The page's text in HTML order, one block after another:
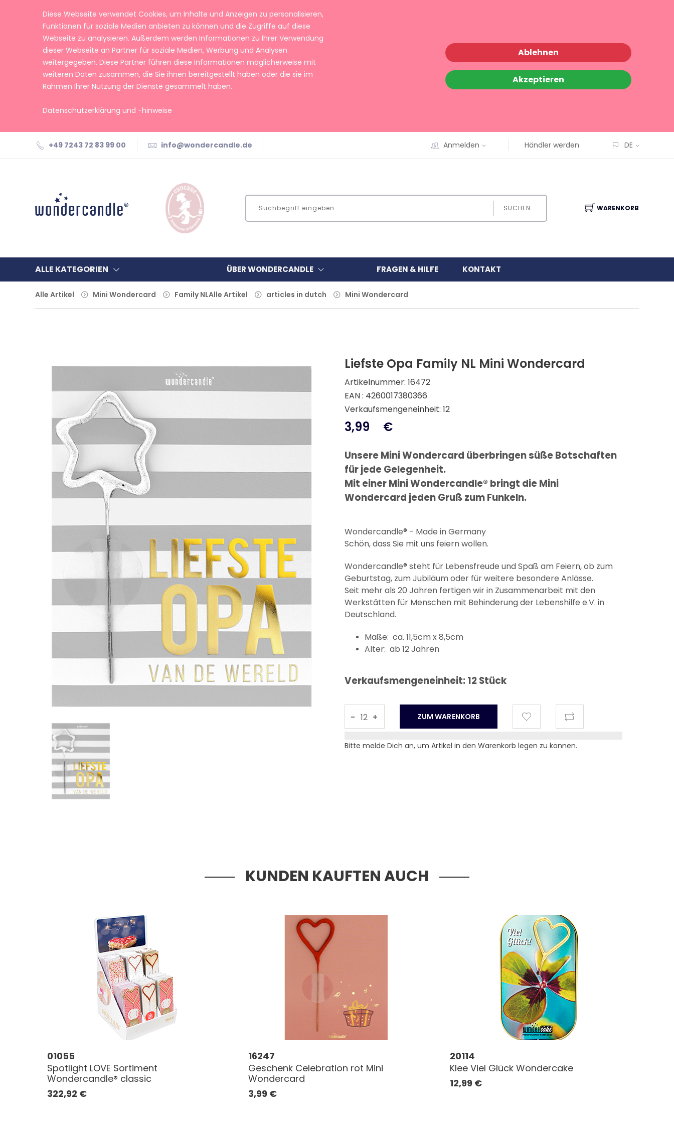
Diese Webseite verwendet Cookies, um Inhalte und Anzeigen zu personalisieren,
Funktionen für soziale Medien anbieten zu können und die Zugriffe auf diese
Webseite zu analysieren. Außerdem werden Informationen zu Ihrer Verwendung
dieser Webseite an Partner für soziale Medien, Werbung und Analysen
weitergegeben. Diese Partner führen diese Informationen möglicherweise mit
weiteren Daten zusammen, die Sie ihnen bereitgestellt haben oder die sie im
Rahmen Ihrer Nutzung der Dienste gesammelt haben.
Datenschutzerklärung und -hinweise
Ablehnen
Akzeptieren
+49 7243 72 83 99 00 info@wondercandle.de Anmelden Händler werden DE
SUCHEN WARENKORB
ALLE KATEGORIEN ÜBER WONDERCANDLE FRAGEN & HILFE KONTAKT
Alle Artikel Mini Wondercard Family NLAlle Artikel articles in dutch Mini Wondercard
Liefste Opa Family NL Mini Wondercard
Artikelnummer: 16472
EAN : 4260017380366
Verkaufsmengeneinheit: 12
3,99 €
Unsere Mini Wondercard überbringen süße Botschaften
für jede Gelegenheit.
Mit einer Mini Wondercandle® bringt die Mini
Wondercard jeden Gruß zum Funkeln.
Wondercandle® - Made in Germany
Schön, dass Sie mit uns feiern wollen.
Wondercandle® steht für Lebensfreude und Spaß am Feiern, ob zum
Geburtstag, zum Jubiläum oder für weitere besondere Anlässe.
Seit mehr als 20 Jahren fertigen wir in Zusammenarbeit mit den
Werkstätten für Menschen mit Behinderung der Lebenshilfe e.V. in
Deutschland.
Maße: ca. 11,5cm x 8,5cm
Alter: ab 12 Jahren
Verkaufsmengeneinheit: 12 Stück
- +
Bitte melde Dich an, um Artikel in den Warenkorb legen zu können.
KUNDEN KAUFTEN AUCH
01055
Spotlight LOVE Sortiment
Wondercandle® classic
322,92 €
16247
Geschenk Celebration rot Mini
Wondercard
3,99 €
20114
Klee Viel Glück Wondercake
12,99 €